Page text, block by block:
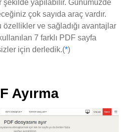
şekilde yapılabilir. Günümüzde
çok sayıda araç vardır.
ve sağladığı avantajlar
7 farklı PDF sayfa
için derledik.(*)
Ayırma